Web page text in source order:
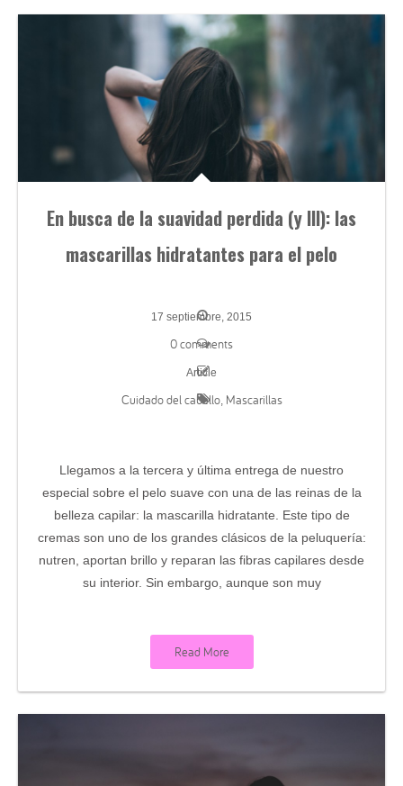
En busca de la suavidad perdida (y III): las
mascarillas hidratantes para el pelo
17 septiembre, 2015
0 comments
Article
Cuidado del cabello, Mascarillas
Llegamos a la tercera y última entrega de nuestro
especial sobre el pelo suave con una de las reinas de la
belleza capilar: la mascarilla hidratante. Este tipo de
cremas son uno de los grandes clásicos de la peluquería:
nutren, aportan brillo y reparan las fibras capilares desde
su interior. Sin embargo, aunque son muy
Read More